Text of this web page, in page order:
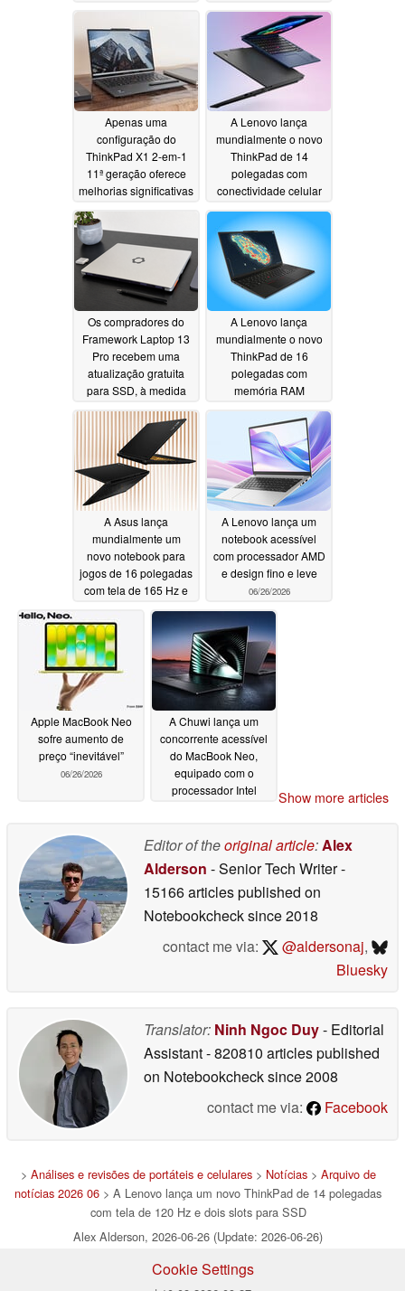
desempenho bastante
modestos07/02/2026
06/28/2026
Apenas uma
configuração do
ThinkPad X1 2-em-1
11ª geração oferece
melhorias significativas
gráfico
A Lenovo lança
mundialmente o novo
ThinkPad de 14
polegadas com
conectividade celular
06/28/2026
Os compradores do
Framework Laptop 13
Pro recebem uma
atualização gratuita
para SSD, à medida
06/27/2026
A Lenovo lança
mundialmente o novo
ThinkPad de 16
polegadas com
memória RAM
processador Intel
Panther Lake06/27/2026
A Asus lança
mundialmente um
novo notebook para
jogos de 16 polegadas
com tela de 165 Hz e
06/26/2026
A Lenovo lança um
notebook acessível
com processador AMD
e design fino e leve
06/26/2026
Apple MacBook Neo
sofre aumento de
preço “inevitável”
06/26/2026
A Chuwi lança um
concorrente acessível
do MacBook Neo,
equipado com o
processador Intel
Show more articles
Editor of theoriginal article:Alex
Alderson - Senior Tech Writer-
15166 articles published on
Notebookchecksince 2018
contact me via:
@aldersonaj,
Bluesky
Translator: Ninh Ngoc Duy- Editorial
Assistant- 820810 articles published
on Notebookchecksince 2008
contact me via:
Facebook
> Análises e revisões de portáteis e celulares> Notícias> Arquivo de
notícias 2026 06 > A Lenovo lança um novo ThinkPad de 14 polegadas
com tela de 120 Hz e dois slots para SSD
Alex Alderson, 2026-06-26 (Update: 2026-06-26)
Cookie Settings